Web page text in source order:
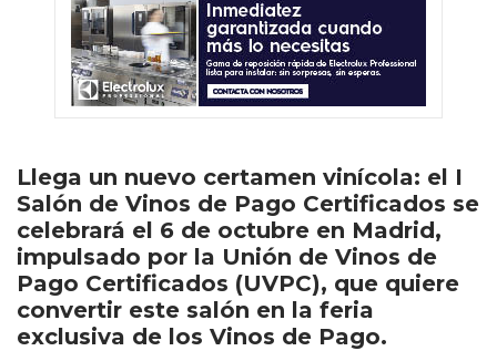
Llega un nuevo certamen vinícola: el I
Salón de Vinos de Pago Certificados se
celebrará el 6 de octubre en Madrid,
impulsado por la Unión de Vinos de
Pago Certificados (UVPC), que quiere
convertir este salón en la feria
exclusiva de los Vinos de Pago.